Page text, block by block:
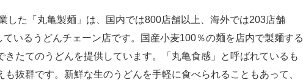
た「丸亀製麺」は、国内では800店舗以上、海外では203店舗
ているうどんチェーン店です。国産小麦100％の麺を店内で製麺する
きたてのうどんを提供しています。「丸亀食感」と呼ばれているも
抜群です。新鮮な生のうどんを手軽に食べられることもあって、